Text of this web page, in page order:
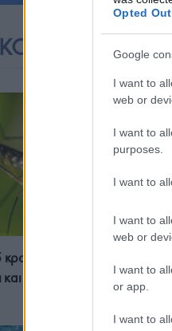
Opted Out
Google
I want to
web or
I want to
purposes.
I want to
I want to
web or
I want to
or app.
I want to
κρούσματα έως σήμερα στην
23 νέα περιστατικά